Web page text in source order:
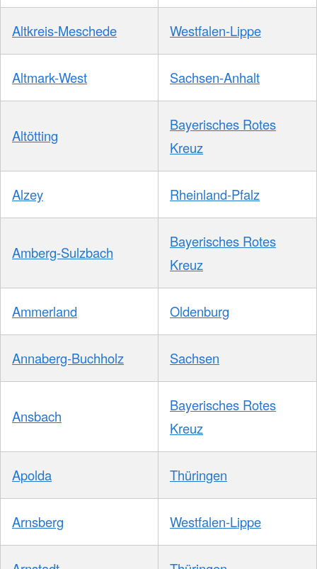
Altkreis-Meschede Westfalen-Lippe
Altmark-West Sachsen-Anhalt
Altötting
Bayerisches Rotes
Kreuz
Alzey Rheinland-Pfalz
Amberg-Sulzbach
Bayerisches Rotes
Kreuz
Ammerland Oldenburg
Annaberg-Buchholz Sachsen
Ansbach
Bayerisches Rotes
Kreuz
Apolda Thüringen
Arnsberg Westfalen-Lippe